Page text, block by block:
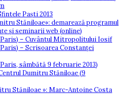
Paști 2013
Stăniloae»: demarează programul
și seminarii web (online)
– Cuvântul Mitropolitului Iosif
– Scrisoarea Constanței
sâmbătă 9 februarie 2013)
Dumitru Stăniloae (9
Stăniloae »: Marc-Antoine Costa